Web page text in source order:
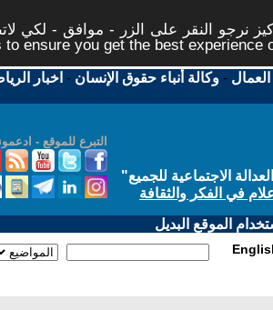
نرجو النقر على الزر - موافق - لكي
ensure you get the best experience
العمال -وكالة أنباء حقوق الإنسان - اخبار
التبرع للموقع -
الاجتماعية للجميع"
في الفكر والثقافة
الموقع البديل